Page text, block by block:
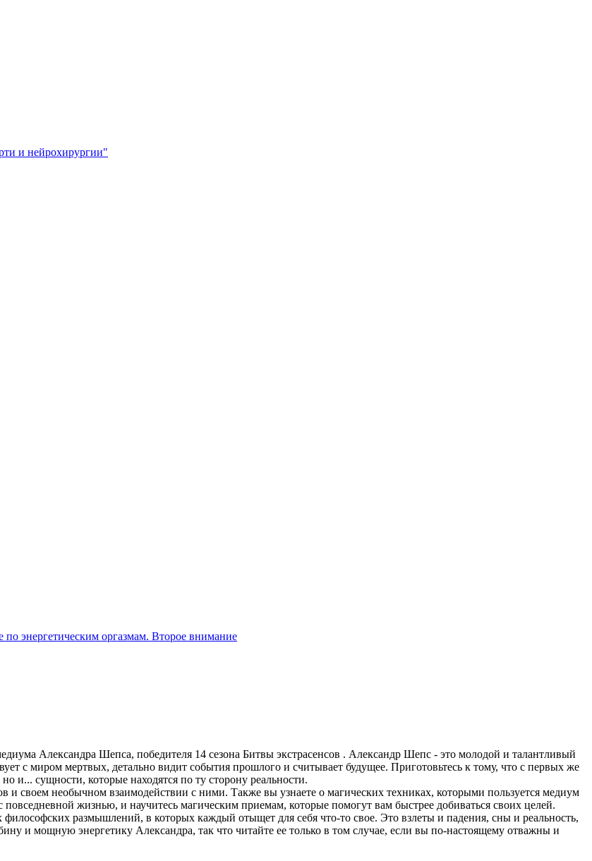
и нейрохирургии"
по энергетическим оргазмам. Второе внимание
Александра Шепса, победителя 14 сезона Битвы экстрасенсов . Александр Шепс - это молодой и талантливый
с миром мертвых, детально видит события прошлого и считывает будущее. Приготовьтесь к тому, что с первых же
и... сущности, которые находятся по ту сторону реальности.
и своем необычном взаимодействии с ними. Также вы узнаете о магических техниках, которыми пользуется медиум
повседневной жизнью, и научитесь магическим приемам, которые помогут вам быстрее добиваться своих целей.
размышлений, в которых каждый отыщет для себя что-то свое. Это взлеты и падения, сны и реальность,
и мощную энергетику Александра, так что читайте ее только в том случае, если вы по-настоящему отважны и